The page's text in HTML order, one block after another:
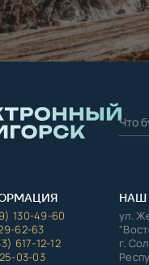
130-49-60
62-63
617-12-12
03-03
НАШ
ул.
г.